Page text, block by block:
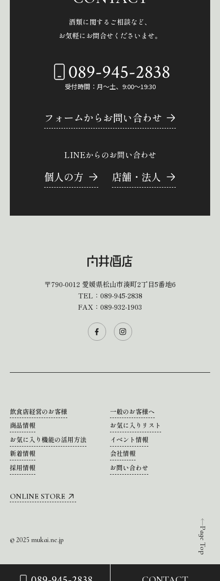
Page Top
酒類に関するご相談など、
お気軽にお問合せくださいませ。
089-945-2838
受付時間：月～土、9:00～19:30
フォームからお問い合わせ
LINEからのお問い合わせ
個人の方 店舗・法人
〒790-0012 愛媛県松山市湊町2丁目5番地6
TEL： 089-945-2838
FAX：089-932-1903
飲食店経営のお客様
一般のお客様へ
商品情報
お気に入りリスト
お気に入り機能の活用方法
イベント情報
新着情報
会社情報
採用情報
お問い合わせ
ONLINE STORE
© 2025 mukai.ne.jp